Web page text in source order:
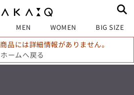
MEN WOMEN BIG SIZE
品には詳細情報がありません。
ホームへ戻る